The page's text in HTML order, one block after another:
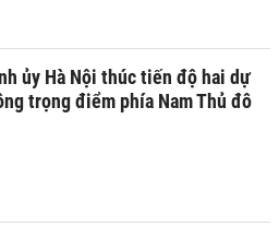
ủy Hà Nội thúc tiến độ hai dự
trọng điểm phía Nam Thủ đô